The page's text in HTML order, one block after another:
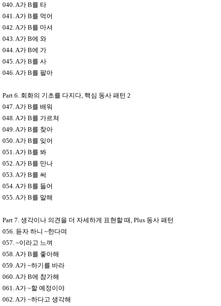
040. A가 B를 타
041. A가 B를 먹어
042. A가 B를 마셔
043. A가 B에 와
044. A가 B에 가
045. A가 B를 사
046. A가 B를 팔아
Part 6. 회화의 기초를 다지다 핵심 동사 패턴 2
047. A가 B를 배워
048. A가 B를 가르쳐
049. A가 B를 찾아
050. A가 B를 잊어
051. A가 B를 봐
052. A가 B를 만나
053. A가 B를 써
054. A가 B를 들어
055. A가 B를 말해
Part 7. 생각이나 의견을 더 자세하게 표현할 때 , Plus 동사 패턴
056. 듣자 하니 ~한다며
057. ~이라고 느껴
058. A가 B를 좋아해
059. A가 ~하기를 바라
060. A가 B에 참가해
061. A가 ~할 예정이야
062. A가 ~하다고 생각해